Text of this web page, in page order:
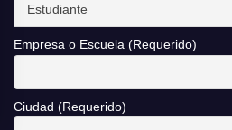
Empresa o Escuela (Requerido)
Ciudad (Requerido)